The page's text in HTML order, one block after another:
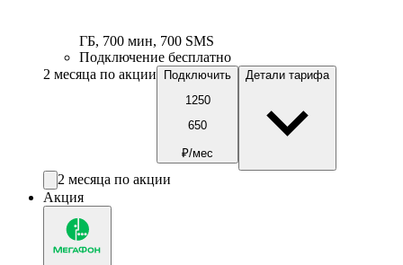
ГБ, 700 мин, 700 SMS
Подключение бесплатно
2 месяца по акции
Подключить
1250
650
₽/мес
Детали тарифа
2 месяца по акции
Акция